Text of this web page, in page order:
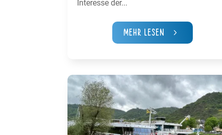
Interesse der...
Mehr Lesen